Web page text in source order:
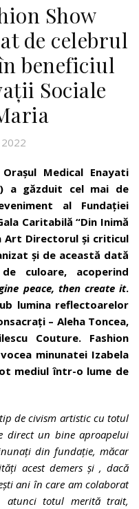
Show
de celebrul
beneficiul
Sociale
Medical Enayati
a găzduit cel mai de
al Fundației
Caritabilă “Din Inimă
Art Directorul și criticul
și de această dată
culoare, acoperind
peace, then create it.
lumina reflectoarelor
– Aleha Toncea,
Couture. Fashion
minunatei Izabela
mediul într-o lume de
de civism artistic cu totul
direct un bine aproapelui
din fundație, măcar
acest demers și , dacă
ani în care am colaborat
atunci totul merită trait,